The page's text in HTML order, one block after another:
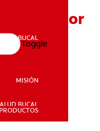
SALUD BUCAL
SALUD BUCAL
MISIÓN
BUCAL
Toggle
y el olor